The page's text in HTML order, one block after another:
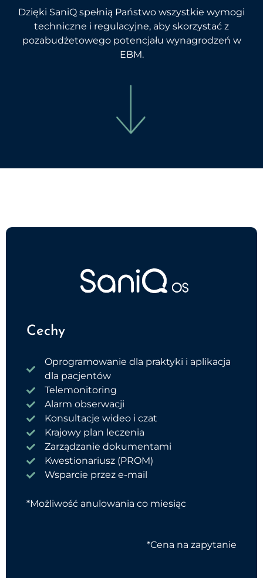
Dzięki SaniQ spełnią Państwo wszystkie wymogi
techniczne i regulacyjne, aby skorzystać z
pozabudżetowego potencjału wynagrodzeń w
EBM.
Cechy
Oprogramowanie dla praktyki i aplikacja
dla pacjentów
Telemonitoring
Alarm obserwacji
Konsultacje wideo i czat
Krajowy plan leczenia
Zarządzanie dokumentami
Kwestionariusz (PROM)
Wsparcie przez e-mail
*Możliwość anulowania co miesiąc
*Cena na zapytanie